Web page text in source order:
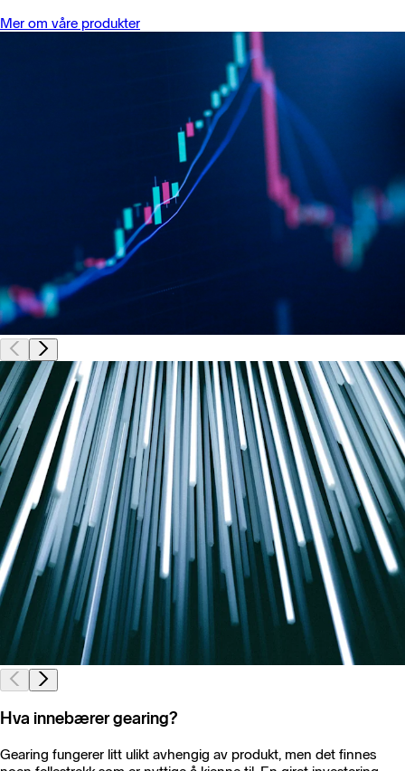
Mer om våre produkter
Hva innebærer gearing?
Gearing fungerer litt ulikt avhengig av produkt, men det finnes